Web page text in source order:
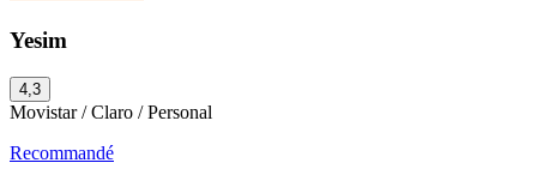
Yesim
4,3
Movistar / Claro / Personal
Recommandé